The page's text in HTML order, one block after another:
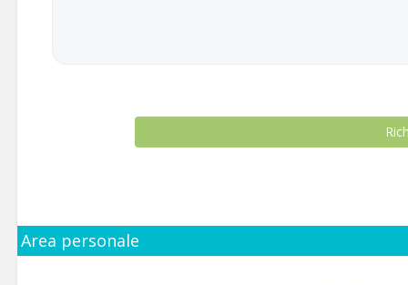
Area personale